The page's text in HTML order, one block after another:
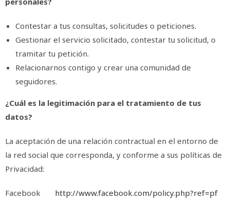
Contestar a tus consultas, solicitudes o peticiones.
Gestionar el servicio solicitado, contestar tu solicitud, o
tramitar tu petición.
Relacionarnos contigo y crear una comunidad de
seguidores.
¿Cuál es la legitimación para el tratamiento de tus
datos?
La aceptación de una relación contractual en el entorno de
la red social que corresponda, y conforme a sus políticas de
Privacidad:
Facebook http://www.facebook.com/policy.php?ref=pf